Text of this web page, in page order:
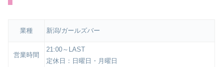
業種 新潟/ガールズバー
営業時間
21:00～LAST
定休日：日曜日・月曜日